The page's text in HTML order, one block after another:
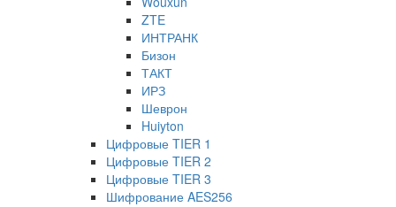
ZTE
ИНТРАНК
Бизон
ТАКТ
ИРЗ
Шеврон
Huiyton
Цифровые TIER 1
Цифровые TIER 2
Цифровые TIER 3
Шифрование AES256